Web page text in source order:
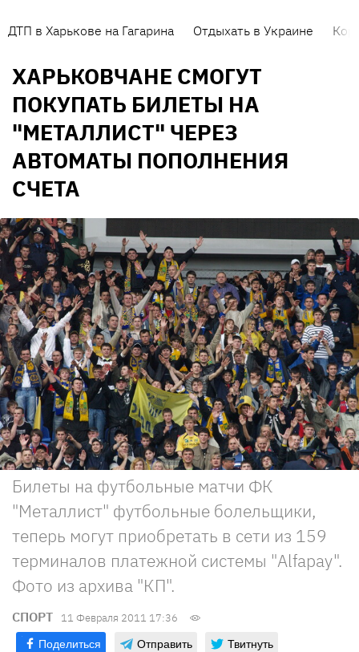
ДТП в Харькове на Гагарина Отдыхать в Украине
ХАРЬКОВЧАНЕ СМОГУТ
ПОКУПАТЬ БИЛЕТЫ НА
"МЕТАЛЛИСТ" ЧЕРЕЗ
АВТОМАТЫ ПОПОЛНЕНИЯ
СЧЕТА
Билеты на футбольные матчи ФК
"Металлист" футбольные болельщики,
теперь могут приобретать в сети из 159
терминалов платежной системы "Alfapay".
Фото из архива "КП".
СПОРТ 11 Февраля 2011 17:36
Поделиться Отправить Твитнуть